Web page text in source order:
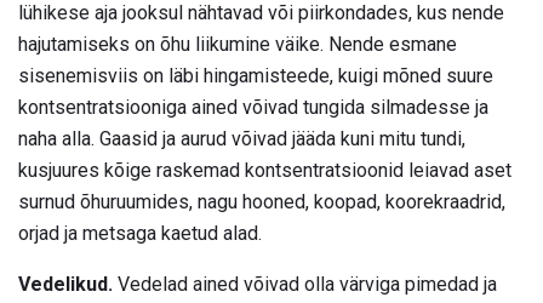
lühikese aja jooksul nähtavad või piirkondades, kus nende
hajutamiseks on õhu liikumine väike. Nende esmane
sisenemisviis on läbi hingamisteede, kuigi mõned suure
kontsentratsiooniga ained võivad tungida silmadesse ja
naha alla. Gaasid ja aurud võivad jääda kuni mitu tundi,
kusjuures kõige raskemad kontsentratsioonid leiavad aset
surnud õhuruumides, nagu hooned, koopad, koorekraadrid,
orjad ja metsaga kaetud alad.
Vedelikud. Vedelad ained võivad olla värviga pimedad ja